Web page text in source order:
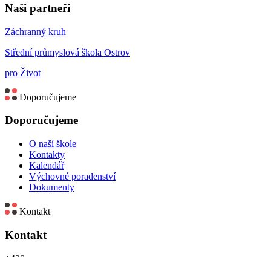
Naši partneři
Záchranný kruh
Střední průmyslová škola Ostrov
pro Život
Doporučujeme
Doporučujeme
O naší škole
Kontakty
Kalendář
Výchovné poradenství
Dokumenty
Kontakt
Kontakt